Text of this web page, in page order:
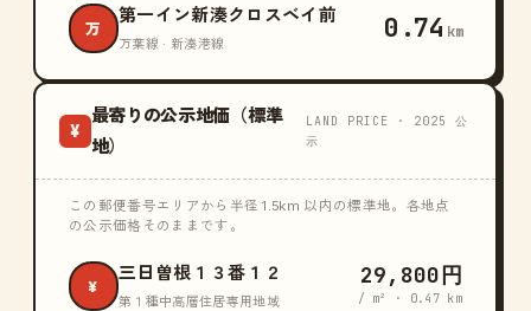
万
第一イン新湊クロスベイ前
万葉線 · 新湊港線 0.74 km
¥
最寄りの公示地価（標準
地）
LAND PRICE · 2025 公
示
この郵便番号エリアから半径 1.5km 以内の標準地。各地点
の公示価格そのままです。
¥
三日曽根１３番１２
第１種中高層住居専用地域
29,800円
/ m² · 0.47 km